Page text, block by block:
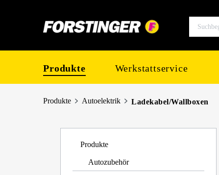
Produkte Werkstattservice
Produkte Autoelektrik Ladekabel/Wallboxen
Produkte
Autozubehör